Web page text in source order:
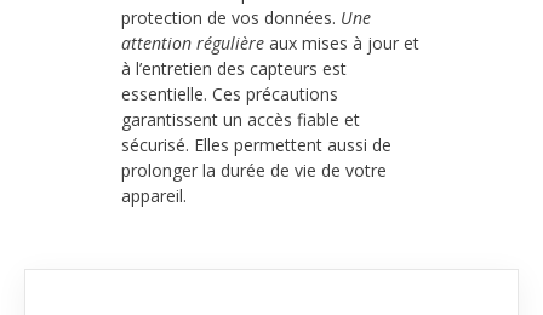
protection de vos données. Une
attention régulière aux mises à jour et
à l’entretien des capteurs est
essentielle. Ces précautions
garantissent un accès fiable et
sécurisé. Elles permettent aussi de
prolonger la durée de vie de votre
appareil.